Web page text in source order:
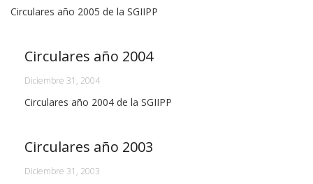
Circulares año 2005 de la SGIIPP
Circulares año 2004
Diciembre 31, 2004
Circulares año 2004 de la SGIIPP
Circulares año 2003
Diciembre 31, 2003